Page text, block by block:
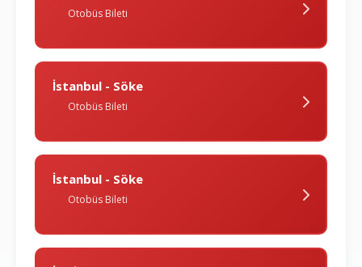
Otobüs Bileti
İstanbul - Söke
Otobüs Bileti
İstanbul - Söke
Otobüs Bileti